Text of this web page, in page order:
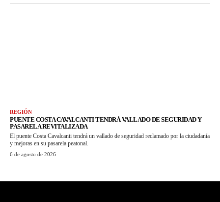
REGIÓN
PUENTE COSTA CAVALCANTI TENDRÁ VALLADO DE SEGURIDAD Y
PASARELA REVITALIZADA
El puente Costa Cavalcanti tendrá un vallado de seguridad reclamado por la ciudadanía
y mejoras en su pasarela peatonal.
6 de agosto de 2026